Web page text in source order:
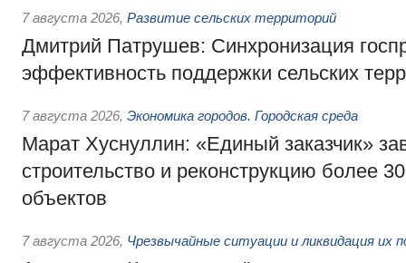
7 августа 2026, Развитие сельских территорий
Дмитрий Патрушев: Синхронизация
эффективность поддержки сельских
7 августа 2026, Экономика городов. Городская среда
Марат Хуснуллин: «Единый заказчик»
строительство и реконструкцию более
объектов
7 августа 2026, Чрезвычайные ситуации и ликвидация их